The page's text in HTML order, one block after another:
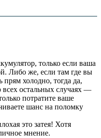
только если ваша
Либо же, если там где вы
прям холодно, тогда да,
всех остальных случаях —
потратите ваше
шанс на поломку
это затея! Хотя
мнение.